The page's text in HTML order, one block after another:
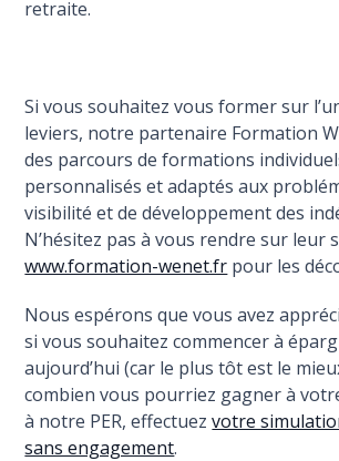
retraite.
Si vous souhaitez vous former sur
leviers, notre partenaire Formation
des parcours de formations
personnalisés et adaptés aux
visibilité et de développement des
N’hésitez pas à vous rendre sur leur
www.formation-wenet.fr pour les
Nous espérons que vous avez
si vous souhaitez commencer à
aujourd’hui (car le plus tôt est le
combien vous pourriez gagner à
à notre PER, effectuezvotre
sans engagement.